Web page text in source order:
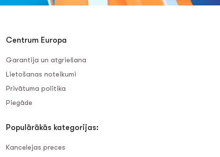
Centrum Europa
Garantija un atgriešana
Lietošanas noteikumi
Privātuma politika
Piegāde
Populārākās kategorijas:
Kancelejas preces